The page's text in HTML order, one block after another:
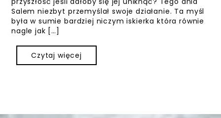
Salem niezbyt przemyślał swoje działanie. Ta myśl
była w sumie bardziej niczym iskierka która równie
nagle jak […]
Czytaj więcej